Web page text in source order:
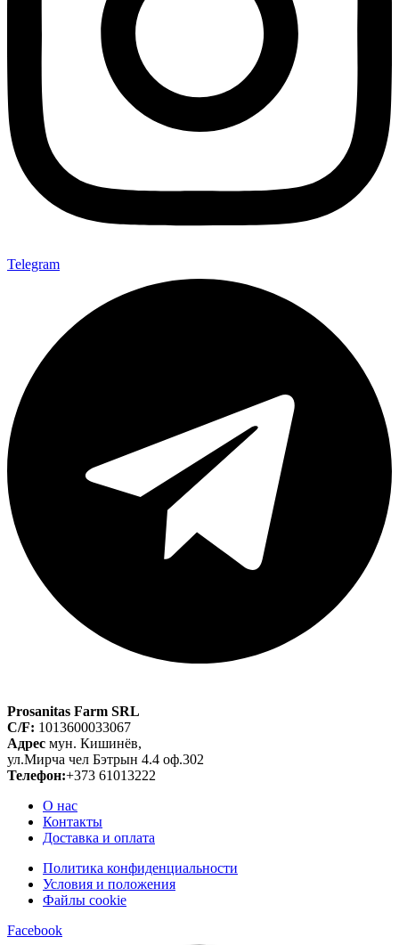
Telegram
Prosanitas Farm SRL
C/F: 1013600033067
Адрес мун. Кишинёв,
ул.Мирча чел Бэтрын 4.4 оф.302
Телефон:+373 61013222
О нас
Контакты
Доставка и оплата
Политика конфиденциальности
Условия и положения
Файлы cookie
Facebook